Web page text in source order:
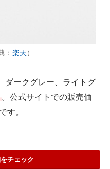
： 楽天）
ークグレー、ライトグ
。公式サイトでの販売価
す。
チェック